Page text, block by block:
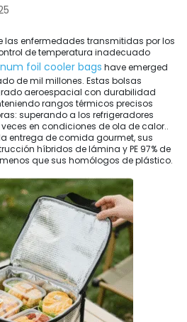
las enfermedades transmitidas por los
de temperatura inadecuado
foil cooler bags have emerged
de mil millones. Estas bolsas
aeroespacial con durabilidad
rangos térmicos precisos
superando a los refrigeradores
en condiciones de ola de calor..
entrega de comida gourmet, sus
híbridos de lámina y PE 97% de
que sus homólogos de plástico.